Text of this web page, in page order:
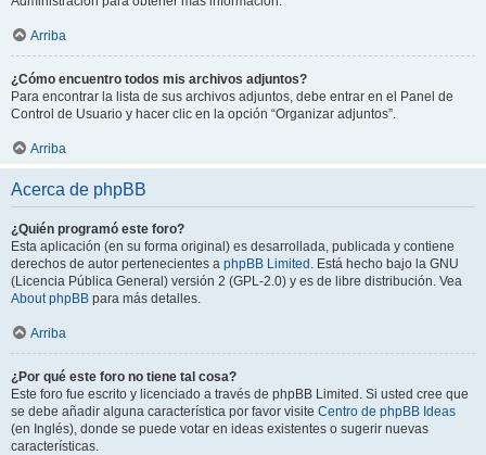
Arriba
¿Cómo encuentro todos mis archivos adjuntos?
Para encontrar la lista de sus archivos adjuntos, debe entrar en el Panel de
Control de Usuario y hacer clic en la opción “Organizar adjuntos”.
Arriba
Acerca de phpBB
¿Quién programó este foro?
Esta aplicación (en su forma original) es desarrollada, publicada y contiene
derechos de autor pertenecientes a phpBB Limited . Está hecho bajo la GNU
(Licencia Pública General) versión 2 (GPL-2.0) y es de libre distribución. Vea
About phpBB para más detalles.
Arriba
¿Por qué este foro no tiene tal cosa?
Este foro fue escrito y licenciado a través de phpBB Limited. Si usted cree que
se debe añadir alguna característica por favor visite Centro de phpBB Ideas
(en Inglés), donde se puede votar en ideas existentes o sugerir nuevas
características.